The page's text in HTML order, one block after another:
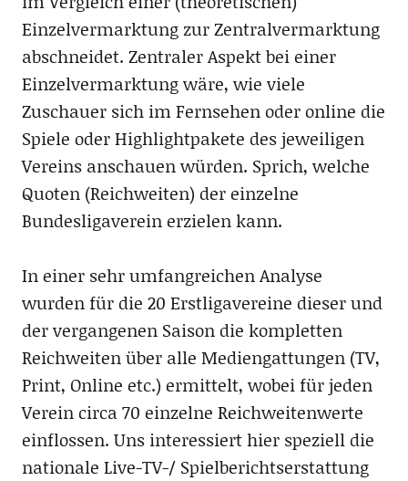
Einzelvermarktung zur Zentralvermarktung
abschneidet. Zentraler Aspekt bei einer
Einzelvermarktung wäre, wie viele
Zuschauer sich im Fernsehen oder online die
Spiele oder Highlightpakete des jeweiligen
Vereins anschauen würden. Sprich, welche
Quoten (Reichweiten) der einzelne
Bundesligaverein erzielen kann.
In einer sehr umfangreichen Analyse
wurden für die 20 Erstligavereine dieser und
der vergangenen Saison die kompletten
Reichweiten über alle Mediengattungen (TV,
Print, Online etc.) ermittelt, wobei für jeden
Verein circa 70 einzelne Reichweitenwerte
einflossen. Uns interessiert hier speziell die
nationale Live-TV-/ Spielberichtserstattung